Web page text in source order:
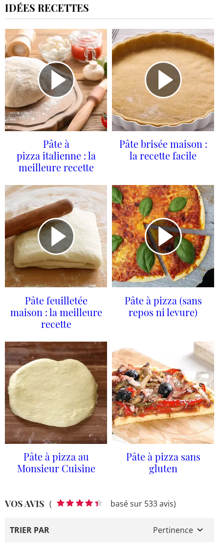
IDÉES RECETTES
Pâte à
pizza italienne : la
meilleure recette
Pâte brisée maison :
la recette facile
Pâte feuilletée
maison : la meilleure
recette
Pâte à pizza (sans
repos ni levure)
Pâte à pizza au
Monsieur Cuisine
Pâte à pizza sans
gluten
VOS AVIS ( basé sur 533 avis)
TRIER PAR Pertinence